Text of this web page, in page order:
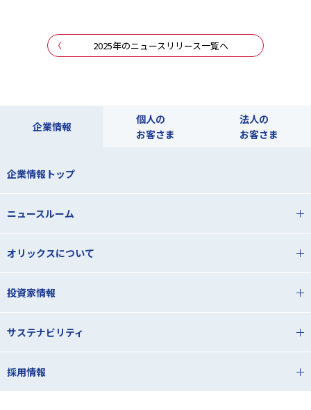
2025年のニュースリリース一覧へ
企業情報
個人の
お客さま
法人の
お客さま
企業情報トップ
ニュースルーム
オリックスについて
投資家情報
サステナビリティ
採用情報